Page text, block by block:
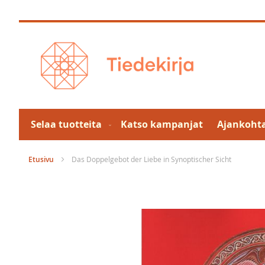
to
Selaa tuotteita Katso kampanjat
Etusivu Das Doppelgebot der Liebe in Synoptischer Sicht